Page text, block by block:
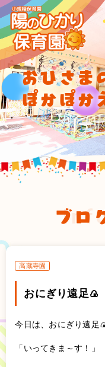
おひさま
ぽかぽか
ブロ
高蔵寺園
おにぎり遠足🍙
今日は、おにぎり遠足
「いってきま～す！」